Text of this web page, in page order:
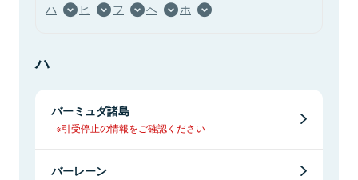
ハ ヒ フ ヘ ホ
ハ
バーミュダ諸島
※引受停止の情報をご確認ください
バーレーン